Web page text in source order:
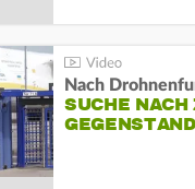
Nach
SUCHE
GEGENSTAND